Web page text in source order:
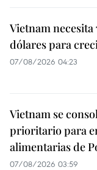
Vietnam
dólares para
07/08/2026 04:23
Vietnam se
prioritario para
alimentarias de
07/08/2026 03:59